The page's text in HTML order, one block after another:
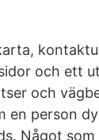
och ett
och
en person
Något